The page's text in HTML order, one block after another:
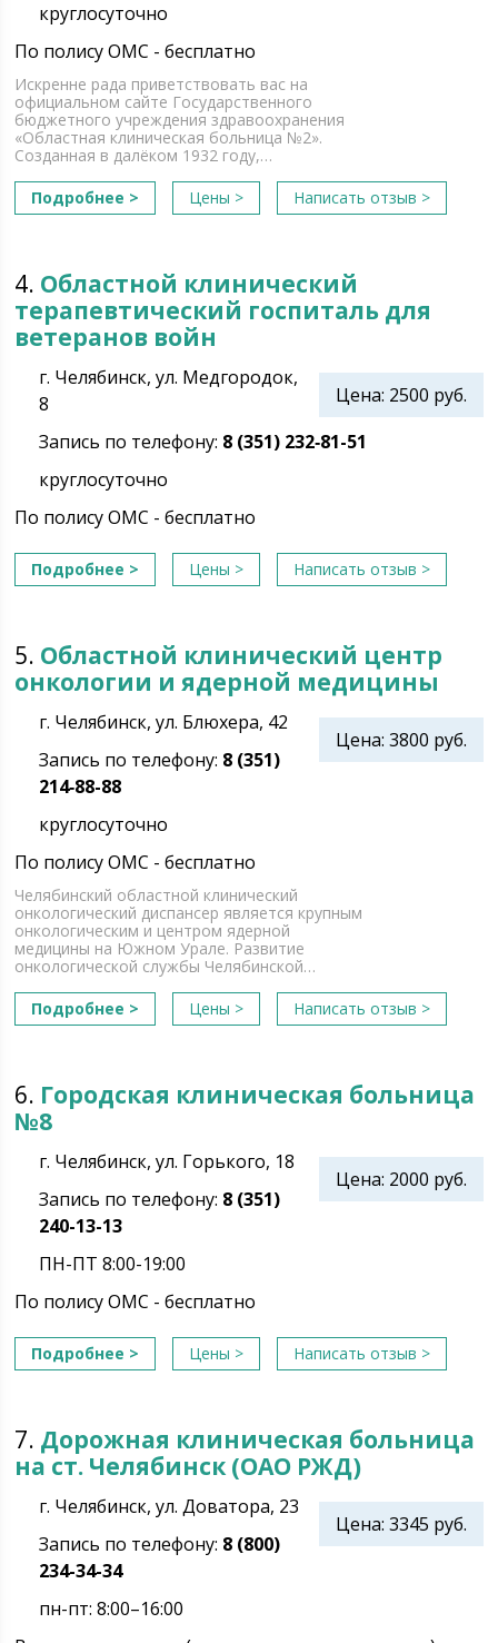
круглосуточно
По полису ОМС - бесплатно
Искренне рада приветствовать вас на
официальном сайте Государственного
бюджетного учреждения здравоохранения
«Областная клиническая больница №2».
Созданная в далёком 1932 году,…
Подробнее >
Цены > Написать отзыв >
4. Областной клинический
терапевтический госпиталь для
ветеранов войн
Цена: 2500 руб.
г. Челябинск, ул. Медгородок,
8
Запись по телефону: 8 (351) 232‑81-51
круглосуточно
По полису ОМС - бесплатно
Подробнее > Цены > Написать отзыв >
5. Областной клинический центр
онкологии и ядерной медицины
Цена: 3800 руб.
г. Челябинск, ул. Блюхера, 42
Запись по телефону: 8 (351)
214‑88-88
круглосуточно
По полису ОМС - бесплатно
Челябинский областной клинический
онкологический диспансер является крупным
онкологическим и центром ядерной
медицины на Южном Урале. Развитие
онкологической службы Челябинской…
Подробнее >
Цены > Написать отзыв >
6. Городская клиническая больница
№8
Цена: 2000 руб.
г. Челябинск, ул. Горького, 18
Запись по телефону: 8 (351)
240-13-13
ПН-ПТ 8:00-19:00
По полису ОМС - бесплатно
Подробнее > Цены > Написать отзыв >
7. Дорожная клиническая больница
на ст. Челябинск (ОАО РЖД)
Цена: 3345 руб.
г. Челябинск, ул. Доватора, 23
Запись по телефону: 8 (800)
234-34-34
пн-пт: 8:00–16:00